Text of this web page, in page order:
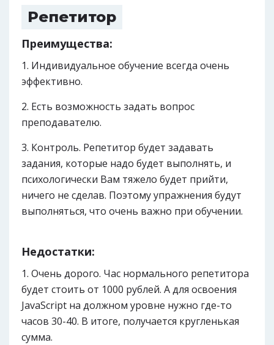
Репетитор
Преимущества:
Индивидуальное обучение всегда очень
эффективно.
Есть возможность задать вопрос
преподавателю.
Контроль. Репетитор будет задавать
задания, которые надо будет выполнять, и
психологически Вам тяжело будет прийти,
ничего не сделав. Поэтому упражнения будут
выполняться, что очень важно при обучении.
Недостатки:
Очень дорого. Час нормального репетитора
будет стоить от 1000 рублей. А для освоения
JavaScript на должном уровне нужно где-то
часов 30-40. В итоге, получается кругленькая
сумма.